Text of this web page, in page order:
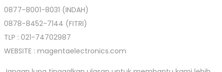
0877-8001-8031 (INDAH)
0878-8452-7144 (FITRI)
TLP : 021-74702987
WEBSITE : magentaelectronics.com